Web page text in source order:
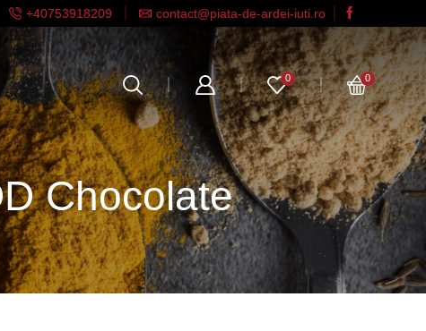
+40753918209 contact@piata-de-ardei-iuti.ro
0 0
Chocolate